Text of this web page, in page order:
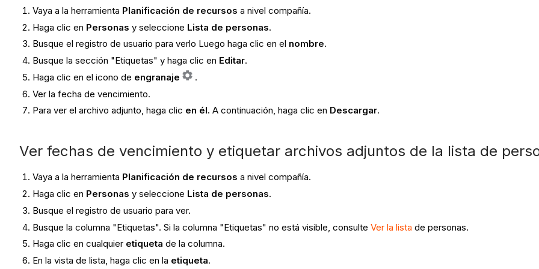
Vaya a la herramienta Planificación de recursos a nivel compañía.
Haga clic en Personas y seleccione Lista de personas.
Busque el registro de usuario para verlo Luego haga clic en el nombre.
Busque la sección "Etiquetas" y haga clic en Editar.
Haga clic en el icono de engranaje
.
Ver la fecha de vencimiento.
Para ver el archivo adjunto, haga clic en él. A continuación, haga clic en Descargar.
Ver fechas de vencimiento y etiquetar archivos adjuntos de la lista de
Vaya a la herramienta Planificación de recursos a nivel compañía.
Haga clic en Personas y seleccione Lista de personas.
Busque el registro de usuario para ver.
Busque la columna "Etiquetas". Si la columna "Etiquetas" no está visible, consulteVer la lista de personas.
Haga clic en cualquier etiquetade la columna.
En la vista de lista, haga clic en la etiqueta.